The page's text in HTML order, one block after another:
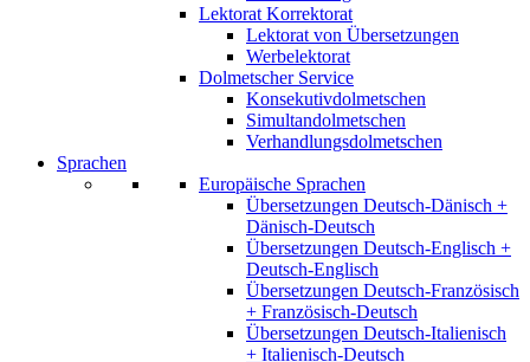
Lektorat Korrektorat
Lektorat von Übersetzungen
Werbelektorat
Dolmetscher Service
Konsekutivdolmetschen
Simultandolmetschen
Verhandlungsdolmetschen
Sprachen
Europäische Sprachen
Übersetzungen Deutsch-Dänisch +
Dänisch-Deutsch
Übersetzungen Deutsch-Englisch +
Deutsch-Englisch
Übersetzungen Deutsch-Französisch
+ Französisch-Deutsch
Übersetzungen Deutsch-Italienisch
+ Italienisch-Deutsch